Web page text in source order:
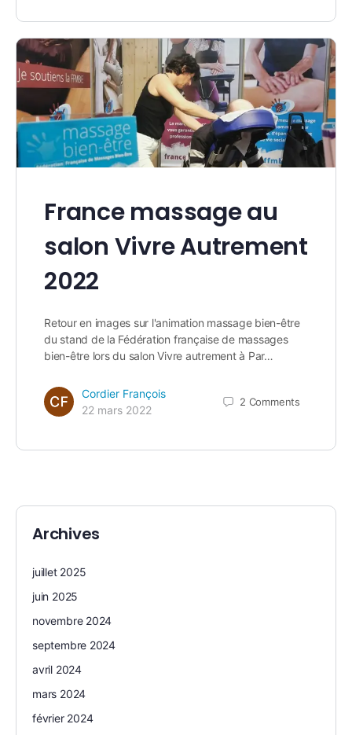
France massage au
salon Vivre Autrement
2022
Retour en images sur l'animation massage bien-être
du stand de la Fédération française de massages
bien-être lors du salon Vivre autrement à Par…
Cordier François
22 mars 2022
2 Comments
Archives
juillet 2025
juin 2025
novembre 2024
septembre 2024
avril 2024
mars 2024
février 2024